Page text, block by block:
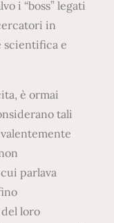
i “boss” legati
in
scientifica e
è ormai
tali
parlava
loro